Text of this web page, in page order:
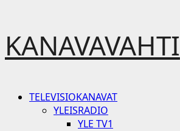
to
content
KANAVAVAHTI
PrimaryTELEVISIOKANAVAT
YLEISRADIO
YLE TV1